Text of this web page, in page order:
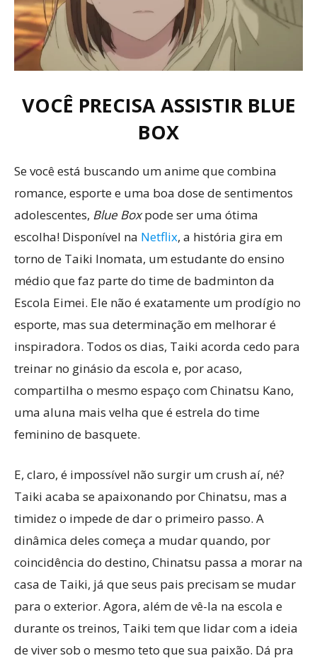
VOCÊ PRECISA ASSISTIR BLUE
BOX
Se você está buscando um anime que combina
romance, esporte e uma boa dose de sentimentos
adolescentes, Blue Boxpode ser uma ótima
escolha! Disponível na Netflix, a história gira em
torno de Taiki Inomata, um estudante do ensino
médio que faz parte do time de badminton da
Escola Eimei. Ele não é exatamente um prodígio no
esporte, mas sua determinação em melhorar é
inspiradora. Todos os dias, Taiki acorda cedo para
treinar no ginásio da escola e, por acaso,
compartilha o mesmo espaço com Chinatsu Kano,
uma aluna mais velha que é estrela do time
feminino de basquete.
E, claro, é impossível não surgir um crush aí, né?
Taiki acaba se apaixonando por Chinatsu, mas a
timidez o impede de dar o primeiro passo. A
dinâmica deles começa a mudar quando, por
coincidência do destino, Chinatsu passa a morar na
casa de Taiki, já que seus pais precisam se mudar
para o exterior. Agora, além de vê-la na escola e
durante os treinos, Taiki tem que lidar com a ideia
de viver sob o mesmo teto que sua paixão. Dá pra